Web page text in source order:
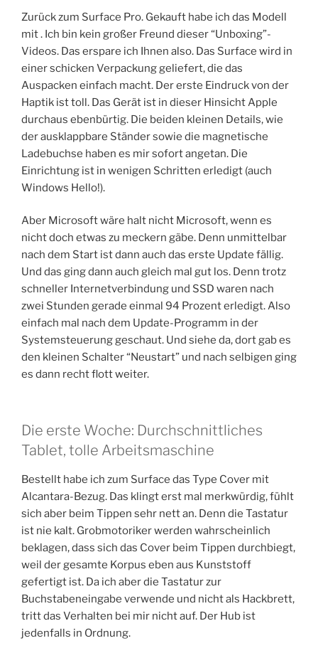
Zurück zum Surface Pro. Gekauft habe ich das Modell
mit. Ich bin kein großer Freund dieser “Unboxing”-
Videos. Das erspare ich Ihnen also. Das Surface wird in
einer schicken Verpackung geliefert, die das
Auspacken einfach macht. Der erste Eindruck von der
Haptik ist toll. Das Gerät ist in dieser Hinsicht Apple
durchaus ebenbürtig. Die beiden kleinen Details, wie
der ausklappbare Ständer sowie die magnetische
Ladebuchse haben es mir sofort angetan. Die
Einrichtung ist in wenigen Schritten erledigt (auch
Windows Hello!).
Aber Microsoft wäre halt nicht Microsoft, wenn es
nicht doch etwas zu meckern gäbe. Denn unmittelbar
nach dem Start ist dann auch das erste Update fällig.
Und das ging dann auch gleich mal gut los. Denn trotz
schneller Internetverbindung und SSD waren nach
zwei Stunden gerade einmal 94 Prozent erledigt. Also
einfach mal nach dem Update-Programm in der
Systemsteuerung geschaut. Und siehe da, dort gab es
den kleinen Schalter “Neustart” und nach selbigen ging
es dann recht flott weiter.
Die erste Woche: Durchschnittliches
Tablet, tolle Arbeitsmaschine
Bestellt habe ich zum Surface das Type Cover mit
Alcantara-Bezug. Das klingt erst mal merkwürdig, fühlt
sich aber beim Tippen sehr nett an. Denn die Tastatur
ist nie kalt. Grobmotoriker werden wahrscheinlich
beklagen, dass sich das Cover beim Tippen durchbiegt,
weil der gesamte Korpus eben aus Kunststoff
gefertigt ist. Da ich aber die Tastatur zur
Buchstabeneingabe verwende und nicht als Hackbrett,
tritt das Verhalten bei mir nicht auf. Der Hub ist
jedenfalls in Ordnung.